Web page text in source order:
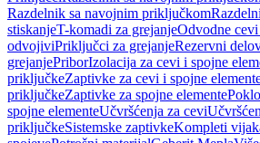
Razdelnik sa navojnim priključkom
stiskanjeT-komadi za grejanjeOdvodne
odvojiviPriključci za grejanjeRezervni
grejanjePriborIzolacija za cevi i spojne
priključkeZaptivke za cevi i spojne
priključkeZaptivke za spojne elemente
spojne elementeUčvršćenja za cevi
priključkeSistemske zaptivkeKompleti